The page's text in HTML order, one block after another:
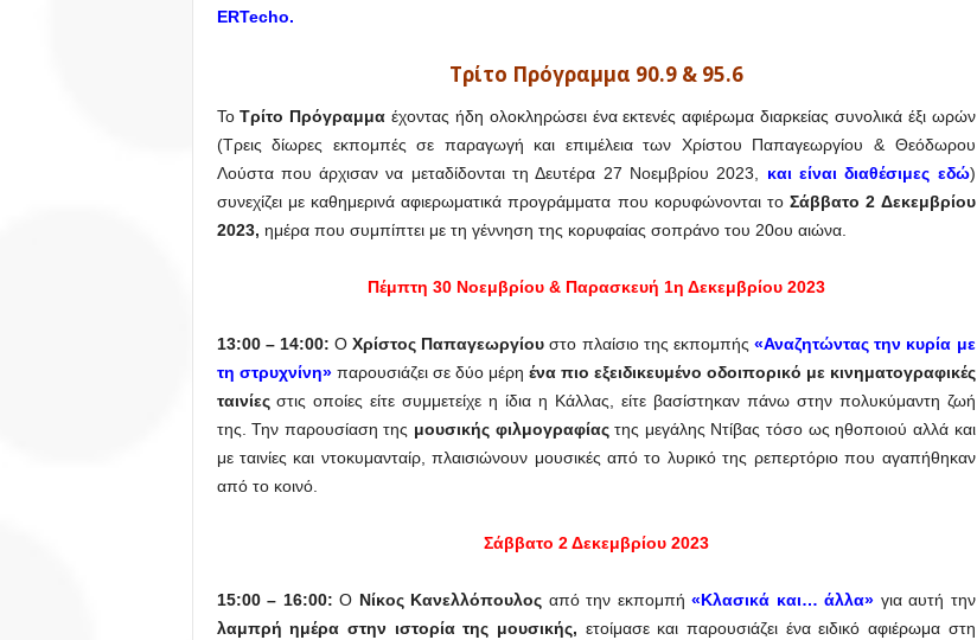
ERTecho.
Τρίτο Πρόγραμμα 90.9 & 95.6
ΤοΤρίτο Πρόγραμμα έχοντας ήδη ολοκληρώσει ένα εκτενές αφιέρωμα διαρκείας συνολικά έξι ωρών
(Τρεις δίωρες εκπομπές σε παραγωγή και επιμέλεια των Χρίστου Παπαγεωργίου & Θεόδωρου
Λούστα που άρχισαν να μεταδίδονται τη Δευτέρα 27 Νοεμβρίου 2023, και είναι διαθέσιμες εδώ)
συνεχίζει με καθημερινά αφιερωματικά προγράμματα που κορυφώνονται τοΣάββατο 2 Δεκεμβρίου
2023, ημέρα που συμπίπτει με τη γέννηση της κορυφαίας σοπράνο του 20ου αιώνα.
Πέμπτη 30 Νοεμβρίου & Παρασκευή 1η Δεκεμβρίου 2023
13:00 – 14:00: ΟΧρίστος Παπαγεωργίου στο πλαίσιο της εκπομπής«Αναζητώντας την κυρία με
τη στρυχνίνη» παρουσιάζει σε δύο μέρη ένα πιο εξειδικευμένο οδοιπορικό με κινηματογραφικές
ταινίεςστις οποίες είτε συμμετείχε η ίδια η Κάλλας, είτε βασίστηκαν πάνω στην πολυκύμαντη ζωή
της. Την παρουσίαση της μουσικής φιλμογραφίαςτης μεγάλης Ντίβας τόσο ως ηθοποιού αλλά και
με ταινίες και ντοκυμανταίρ, πλαισιώνουν μουσικές από το λυρικό της ρεπερτόριο που αγαπήθηκαν
από το κοινό.
Σάββατο 2 Δεκεμβρίου 2023
15:00 – 16:00: Ο Νίκος Κανελλόπουλος από την εκπομπή «Κλασικά και… άλλα» για αυτή την
λαμπρή ημέρα στην ιστορία της μουσικής, ετοίμασε και παρουσιάζει ένα ειδικό αφιέρωμα στη